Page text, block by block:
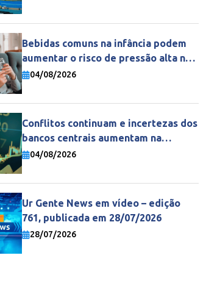
Bebidas comuns na infância podem
aumentar o risco de pressão alta na
vida adulta
04/08/2026
Conflitos continuam e incertezas dos
bancos centrais aumentam na
economia mundial
04/08/2026
Ur Gente News em vídeo – edição
761, publicada em 28/07/2026
28/07/2026